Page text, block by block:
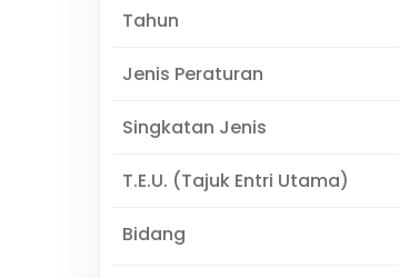
Tahun
Jenis Peraturan
Singkatan Jenis
T.E.U. (Tajuk Entri Utama)
Bidang